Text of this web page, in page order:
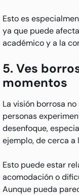
Esto es
ya que puede
académico y a la
5. Ves
momentos
La visión borrosa
personas
desenfoque,
ejemplo, de cerca a
Esto puede estar
acomodación o
Aunque pueda